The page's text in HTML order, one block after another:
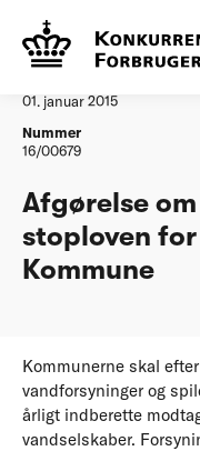
Vandtilsyn
01. januar 2015
Nummer
16/00679
Afgørelse
stoploven
Kommune
Kommunerne skal
vandforsyninger og
årligt indberette
vandselskaber.